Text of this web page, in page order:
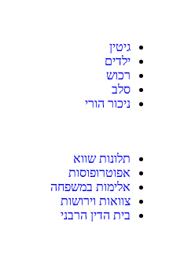
גיטין
ילדים
רכוש
סלב
ניכור הורי
תלונות שווא
אפוטרופוסות
אלימות במשפחה
צוואות וירושות
בית הדין הרבני